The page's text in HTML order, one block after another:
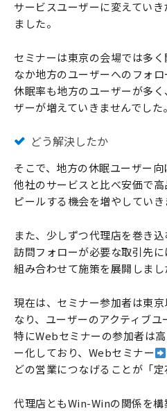
サービスユーザーに変えてい
ました。
セミナーは東京の会場では多
なか地方のユーザーへのフォロ
休眠率も地方のユーザーが多
ザーが増えていきませんでした。
どう解決したか
そこで、地方の休眠ユーザー向
他社のサービスと比べ安価で
ピールする機会を増やしていき
また、少しずつ代理店を巻き
訪問フォローが必要な取引先
組み合わせて施策を展開しまし
現在は、セミナー参加者は東
なり、ユーザーのアクティブユ
特にWebセミナーの参加者は
ー化しており、Webセミナー
どの営業につなげることが「定
代理店ともWin-Winの関係を構